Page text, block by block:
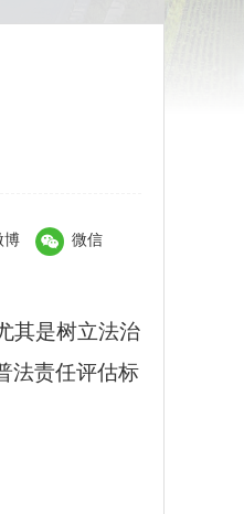
博 微信
其是树立法治
法责任评估标